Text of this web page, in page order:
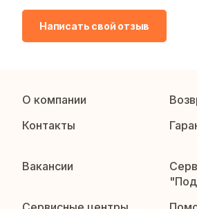
Написать свой отзыв
О компании
Контакты
Вакансии